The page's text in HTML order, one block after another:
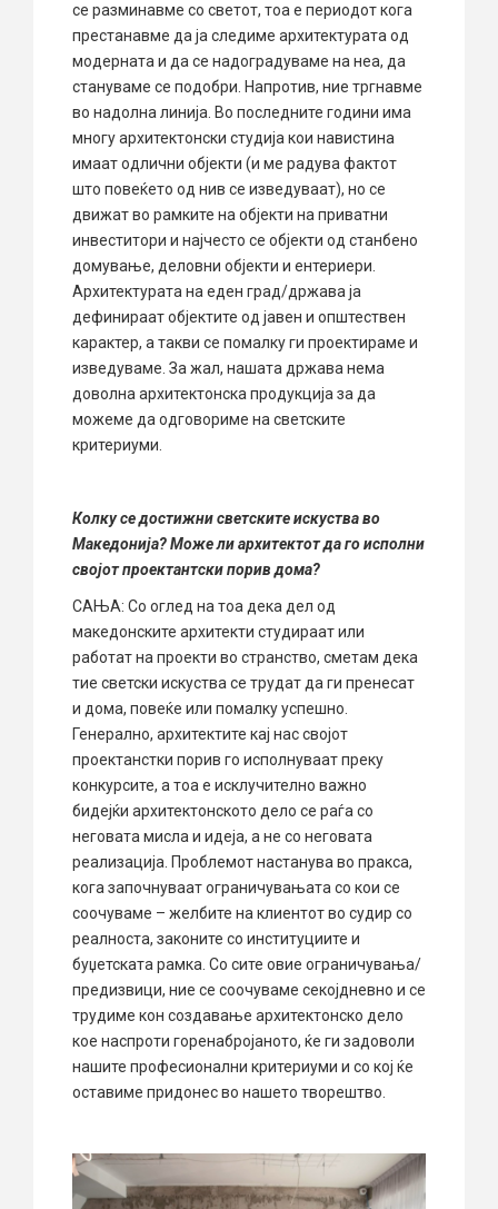
се разминавме со светот, тоа е периодот кога
престанавме да ја следиме архитектурата од
модерната и да се надоградуваме на неа, да
стануваме се подобри. Напротив, ние тргнавме
во надолна линија. Во последните години има
многу архитектонски студија кои навистина
имаат одлични објекти (и ме радува фактот
што повеќето од нив се изведуваат), но се
движат во рамките на објекти на приватни
инвеститори и најчесто се објекти од станбено
домување, деловни објекти и ентериери.
Архитектурата на еден град/држава ја
дефинираат објектите од јавен и општествен
карактер, а такви се помалку ги проектираме и
изведуваме. За жал, нашата држава нема
доволна архитектонска продукција за да
можеме да одговориме на светските
критериуми.
Колку се достижни светските искуства во
Македонија? Може ли архитектот да го исполни
својот проектантски порив дома?
САЊА: Со оглед на тоа дека дел од
македонските архитекти студираат или
работат на проекти во странство, сметам дека
тие светски искуства се трудат да ги пренесат
и дома, повеќе или помалку успешно.
Генерално, архитектите кај нас својот
проектанстки порив го исполнуваат преку
конкурсите, а тоа е исклучително важно
бидејќи архитектонското дело се раѓа со
неговата мисла и идеја, а не со неговата
реализација. Проблемот настанува во пракса,
кога започнуваат ограничувањата со кои се
соочуваме – желбите на клиентот во судир со
реалноста, законите со институциите и
буџетската рамка. Со сите овие ограничувања/
предизвици, ние се соочуваме секојдневно и се
трудиме кон создавање архитектонско дело
кое наспроти горенабројаното, ќе ги задоволи
нашите професионални критериуми и со кој ќе
оставиме придонес во нашето творештво.